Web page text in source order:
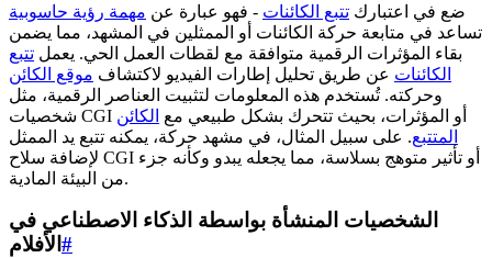
ضع في اعتبارك تتبع الكائنات - فهو عبارة عن مهمة رؤية حاسوبية
تساعد في متابعة حركة الكائنات أو الممثلين في المشهد، مما يضمن
بقاء المؤثرات الرقمية متوافقة مع لقطات العمل الحي. يعمل تتبع
الكائنات عن طريق تحليل إطارات الفيديو لاكتشاف موقع الكائن
وحركته. تُستخدم هذه المعلومات لتثبيت العناصر الرقمية، مثل
شخصيات CGI أو المؤثرات، بحيث تتحرك بشكل طبيعي مع الكائن
المتتبع. على سبيل المثال، في مشهد حركة، يمكنه تتبع يد الممثل
لإضافة سلاح CGI أو تأثير متوهج بسلاسة، مما يجعله يبدو وكأنه جزء
من البيئة المادية.
الشخصيات المنشأة بواسطة الذكاء الاصطناعي في
الأفلام #